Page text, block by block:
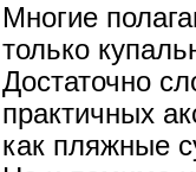
Многие
только
Достаточно
практичных
как пляжные